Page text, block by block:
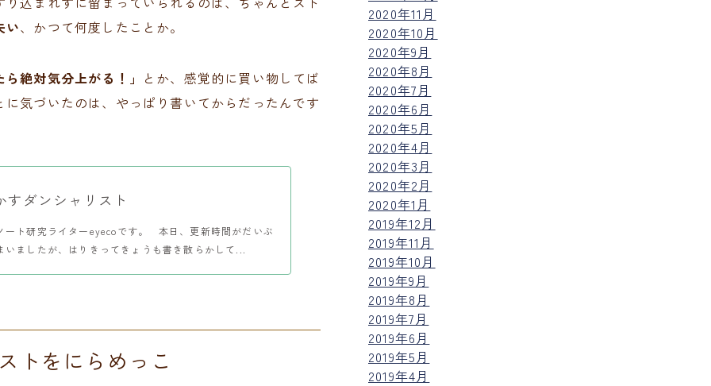
い、かつて何度したことか。
絶対気分上がる！」 とか、感覚的に買い物してば
気づいたのは、やっぱり書いてからだったんです
すダンシャリスト
ート研究ライターeyecoです。 本日、更新時間がだいぶ
いましたが、はりきってきょうも書き散らかして...
トをにらめっこ
2020年11月
2020年10月
2020年9月
2020年8月
2020年7月
2020年6月
2020年5月
2020年4月
2020年3月
2020年2月
2020年1月
2019年12月
2019年11月
2019年10月
2019年9月
2019年8月
2019年7月
2019年6月
2019年5月
2019年4月